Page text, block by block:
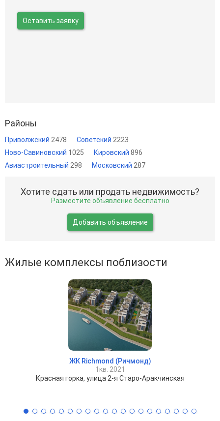
Оставить заявку
Районы
Приволжский 2478 Советский 2223
Ново-Савиновский 1025 Кировский 896
Авиастроительный 298 Московский 287
Хотите сдать или продать недвижимость?
Разместите объявление бесплатно
Добавить объявление
Жилые комплексы поблизости
ЖК Richmond (Ричмонд)
1кв. 2021
Красная горка, улица 2-я Старо-Аракчинская